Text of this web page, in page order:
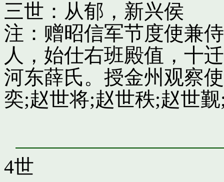
三世：从郁，新兴侯
注：赠昭信军节度使兼
人，始仕右班殿值，十
河东薛氏。授金州观察
奕;赵世将;赵世秩;赵世
4世